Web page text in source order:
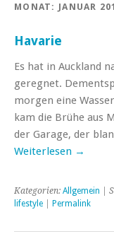
MONAT: JANUAR
Havarie
Es hat in Auckland
geregnet.
morgen eine
kam die Brühe aus
der Garage, der
Weiterlesen →
Kategorien: Allgemein |
lifestyle
Permalink